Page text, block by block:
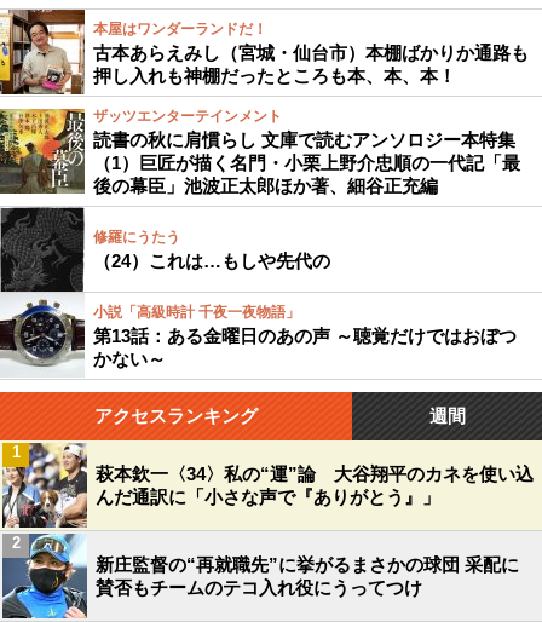
本屋はワンダーランドだ！
古本あらえみし（宮城・仙台市）本棚ばかりか通路も
押し入れも神棚だったところも本、本、本！
ザッツエンターテインメント
読書の秋に肩慣らし 文庫で読むアンソロジー本特集
（1）巨匠が描く名門・小栗上野介忠順の一代記「最
後の幕臣」池波正太郎ほか著、細谷正充編
修羅にうたう
（24）これは…もしや先代の
小説「高級時計 千夜一夜物語」
第13話：ある金曜日のあの声 ～聴覚だけではおぼつ
かない～
アクセスランキング 週間
萩本欽一〈34〉私の“運”論 大谷翔平のカネを使い込
んだ通訳に「小さな声で『ありがとう』」
1
新庄監督の“再就職先”に挙がるまさかの球団 采配に
賛否もチームのテコ入れ役にうってつけ
2